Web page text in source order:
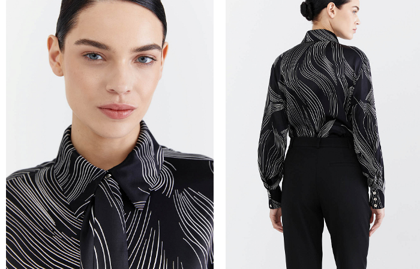
Курьер предварительно созванивается с вами, чтобы согласовать
Вы имеете право открыть заказ до оплаты, проверить соответствие
этой опцией. На примерку отводится 15 минут.
Доставка не оплачивается, если товар не соответствует данным
повреждения.
При отказе от заказа не по вине продавца стоимость доставки
Тариф рассчитывается в корзине и в форме на странице - достаточно
Чтобы узнать стоимость доставки, введите название города:
Курьерская доставка Dalli 200 руб.
Самовывоз из пункта выдачи СДЭК 100 руб.
Перемещение товара, участвующего в Sale, с магазинов в Москве на
Москву также запрещено).
Для доставки в магазины-партнеры (франчайзинг) доступно 4 единицы
Часть товаров со скидкой не доступны для самовывоза из магазина